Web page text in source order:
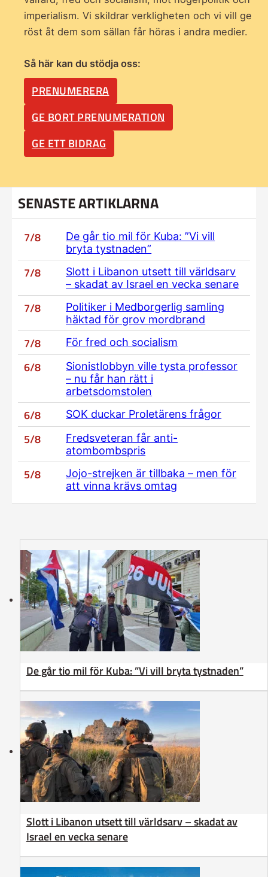
imperialism. Vi skildrar verkligheten och vi vill ge
röst åt dem som sällan får höras i andra medier.
Så här kan du stödja oss:
PRENUMERERA
GE BORT PRENUMERATION
GE ETT BIDRAG
SENASTE ARTIKLARNA
7/8
De går tio mil för Kuba: ”Vi vill
bryta tystnaden”
7/8
Slott i Libanon utsett till världsarv
– skadat av Israel en vecka senare
7/8
Politiker i Medborgerlig samling
häktad för grov mordbrand
7/8 För fred och socialism
6/8
Sionistlobbyn ville tysta professor
– nu får han rätt i
arbetsdomstolen
6/8 SOK duckar Proletärens frågor
5/8
Fredsveteran får anti-
atombombspris
5/8
Jojo-strejken är tillbaka – men för
att vinna krävs omtag
De går tio mil för Kuba: ”Vi vill bryta tystnaden”
Slott i Libanon utsett till världsarv – skadat av
Israel en vecka senare